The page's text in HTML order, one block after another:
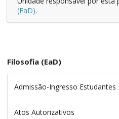
(EaD).
Filosofia (EaD)
Admissão-Ingresso Estudantes
Atos Autorizativos